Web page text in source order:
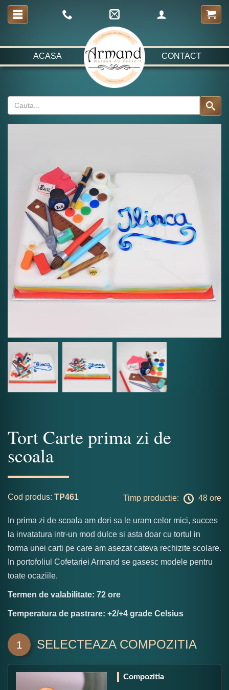
ACASA CONTACT
Tort Carte prima zi de
scoala
Cod produs: TP461 Timp productie: 48 ore
In prima zi de scoala am dori sa le uram celor mici, succes
la invatatura intr-un mod dulce si asta doar cu tortul in
forma unei carti pe care am asezat cateva rechizite scolare.
In portofoliul Cofetariei Armand se gasesc modele pentru
toate ocaziile.
Termen de valabilitate: 72 ore
Temperatura de pastrare: +2/+4 grade Celsius
1 SELECTEAZA COMPOZITIA
Compozitia